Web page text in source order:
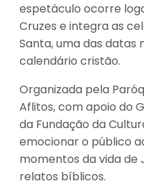
espetáculo ocorre
Cruzes e integra as
Santa, uma das datas
calendário cristão.
Organizada pela
Aflitos, com apoio do
da Fundação da
emocionar o público
momentos da vida de
relatos bíblicos.